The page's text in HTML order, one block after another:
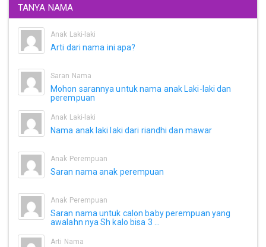
TANYA NAMA
Anak Laki-laki
Arti dari nama ini apa?
Saran Nama
Mohon sarannya untuk nama anak Laki-laki dan
perempuan
Anak Laki-laki
Nama anak laki laki dari riandhi dan mawar
Anak Perempuan
Saran nama anak perempuan
Anak Perempuan
Saran nama untuk calon baby perempuan yang
awalahn nya Sh kalo bisa 3 ...
Arti Nama